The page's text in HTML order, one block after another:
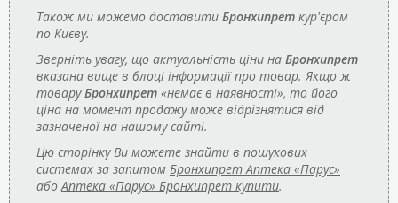
Також ми можемо доставити Бронхипрет кур'єром
по Києву.
Зверніть увагу, що актуальність ціни на Бронхипрет
вказана вище в блоці інформації про товар. Якщо ж
товаруБронхипрет «немає в наявності», то його
ціна на момент продажу може відрізнятися від
зазначеної на нашому сайті.
Цю сторінку Ви можете знайти в пошукових
системах за запитом Бронхипрет Аптека «Парус»
абоАптека «Парус» Бронхипрет купити.